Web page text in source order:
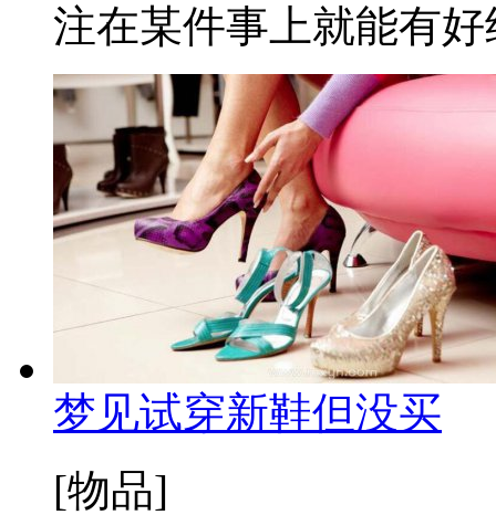
注在某件事上就能有
梦见试穿新鞋但没买
[物品]